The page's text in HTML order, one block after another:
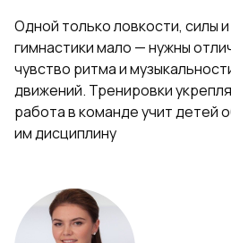
Одной только ловкости, силы
гимнастики мало — нужны
чувство ритма и
движений. Тренировки
работа в команде учит детей
им дисциплину